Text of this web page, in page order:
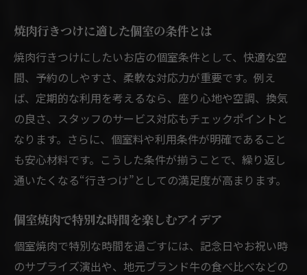
焼肉行きつけに適した個室の条件とは
焼肉行きつけにしたいお店の個室条件として、快適な空
間、予約のしやすさ、柔軟な対応力が重要です。例え
ば、定期的な利用を考えるなら、座り心地や空調、換気
の良さ、スタッフのサービス対応もチェックポイントと
なります。さらに、個室料や利用条件が明確であること
も安心材料です。こうした条件が揃うことで、繰り返し
通いたくなる“行きつけ”としての満足度が高まります。
個室焼肉で特別な時間を楽しむアイデア
個室焼肉で特別な時間を過ごすには、記念日やお祝い時
のサプライズ演出や、地元ブランド牛の食べ比べなどの